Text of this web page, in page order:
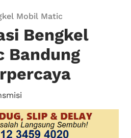
Mobil Matic
Bengkel
Bandung